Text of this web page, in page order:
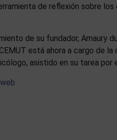
de reflexión sobre
de su fundador, Amaury
está ahora a cargo de
asistido en su tarea